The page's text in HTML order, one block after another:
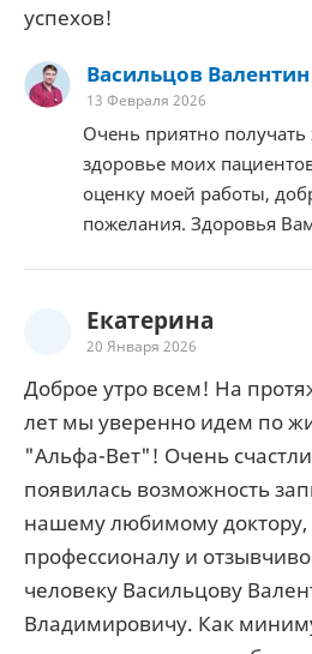
успехов!
Васильцов
13 Февраля 2026
Очень приятно
здоровье моих
оценку моей работы,
пожелания. Здоровья
Екатерина
20 Января 2026
Доброе утро всем! На
лет мы уверенно идем по
"Альфа-Вет"! Очень
появилась возможность
нашему любимому
профессионалу и
человеку Васильцову
Владимировичу. Как